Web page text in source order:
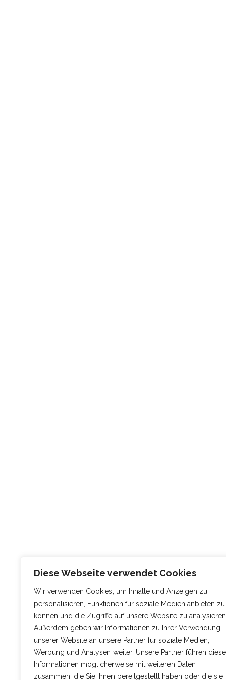
Diese Webseite verwendet Cookies
Wir verwenden Cookies, um Inhalte und Anzeigen zu
personalisieren, Funktionen für soziale Medien anbieten zu
können und die Zugriffe auf unsere Website zu
Außerdem geben wir Informationen zu Ihrer Verwendung
unserer Website an unsere Partner für soziale Medien,
Werbung und Analysen weiter. Unsere Partner führen diese
Informationen möglicherweise mit weiteren Daten
zusammen, die Sie ihnen bereitgestellt haben oder die sie